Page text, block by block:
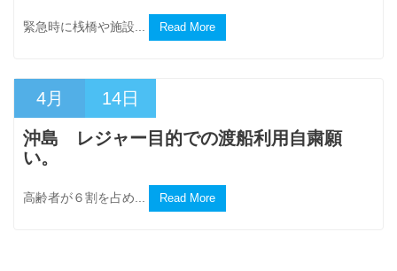
緊急時に桟橋や施設... Read More
4月 14日
沖島 レジャー目的での渡船利用自粛願
い。
高齢者が６割を占め... Read More